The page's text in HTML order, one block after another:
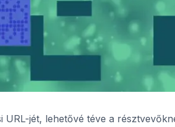
URL-jét, lehetővé téve a